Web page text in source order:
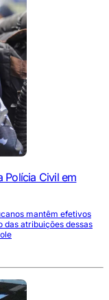
Polícia Civil em
mantêm efetivos
das atribuições dessas